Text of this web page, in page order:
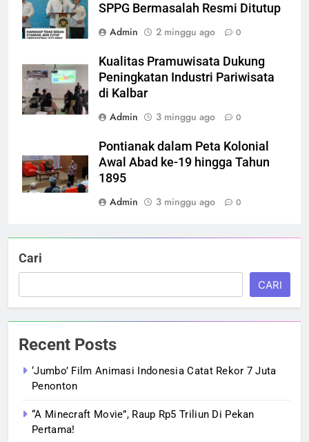
SPPG Bermasalah Resmi Ditutup
Admin
2 minggu ago 0
Kualitas Pramuwisata Dukung
Peningkatan Industri Pariwisata
di Kalbar
Admin
3 minggu ago 0
Pontianak dalam Peta Kolonial
Awal Abad ke-19 hingga Tahun
1895
Admin
3 minggu ago 0
Cari
CARI
Recent Posts
‘Jumbo’ Film Animasi Indonesia Catat Rekor 7 Juta
Penonton
“A Minecraft Movie”, Raup Rp5 Triliun Di Pekan
Pertama!